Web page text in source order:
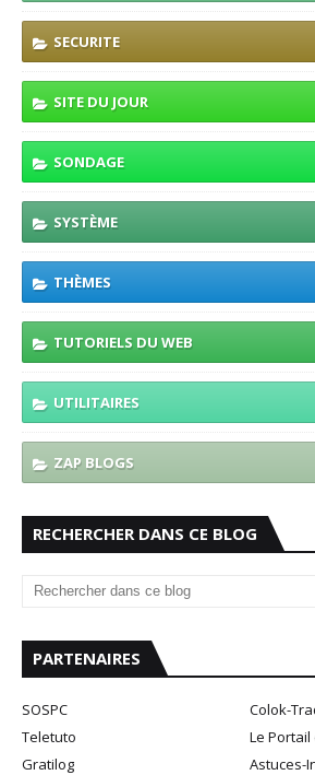
SECURITE
SITE DU JOUR
SONDAGE
SYSTÈME
THÈMES
TUTORIELS DU WEB
UTILITAIRES
ZAP BLOGS
RECHERCHER DANS CE BLOG
PARTENAIRES
SOSPC
Colok-
Teletuto
Le
Gratilog
Astuces-